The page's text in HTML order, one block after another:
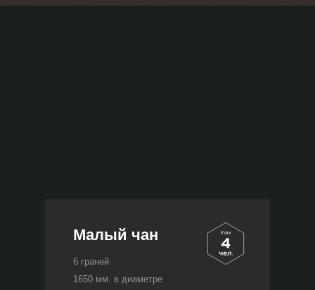
Малый чан
6 граней
1650 мм. в диаметре